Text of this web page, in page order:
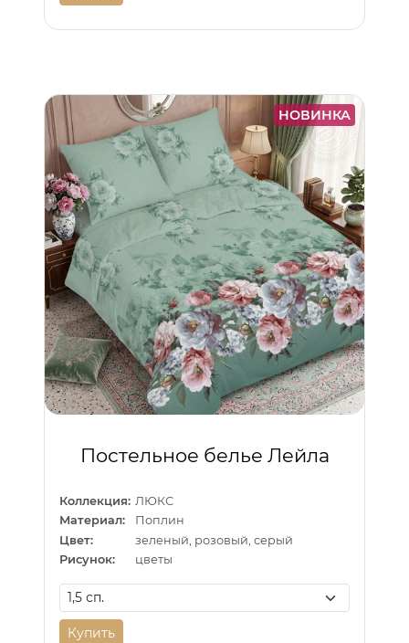
НОВИНКА
Постельное белье Лейла
Коллекция: ЛЮКС
Материал:
Поплин
Цвет:
зеленый, розовый, серый
Рисунок:
цветы
Купить